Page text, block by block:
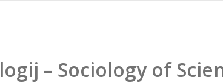
– Sociology of